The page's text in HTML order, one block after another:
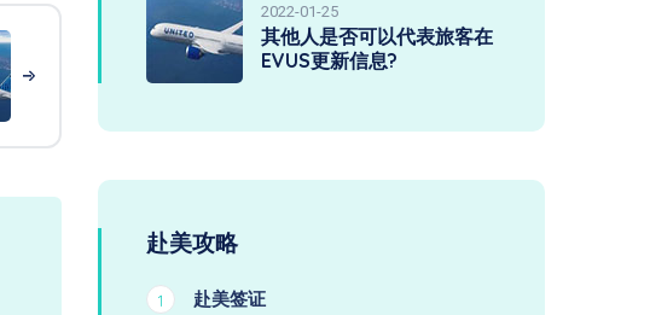
2022-01-25
其他人是否可以代表旅客在
EVUS更新信息?
赴美攻略
1 赴美签证